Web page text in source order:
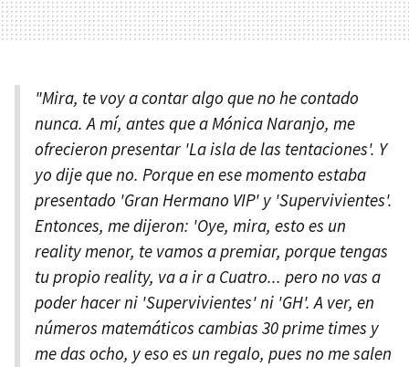
"Mira, te voy a contar algo que no he contado
nunca. A mí, antes que a Mónica Naranjo, me
ofrecieron presentar 'La isla de las tentaciones'. Y
yo dije que no. Porque en ese momento estaba
presentado 'Gran Hermano VIP' y 'Supervivientes'.
Entonces, me dijeron: 'Oye, mira, esto es un
reality menor, te vamos a premiar, porque tengas
tu propio reality, va a ir a Cuatro... pero no vas a
poder hacer ni 'Supervivientes' ni 'GH'.A ver, en
números matemáticos cambias 30 prime times y
me das ocho, y eso es un regalo, pues no me salen